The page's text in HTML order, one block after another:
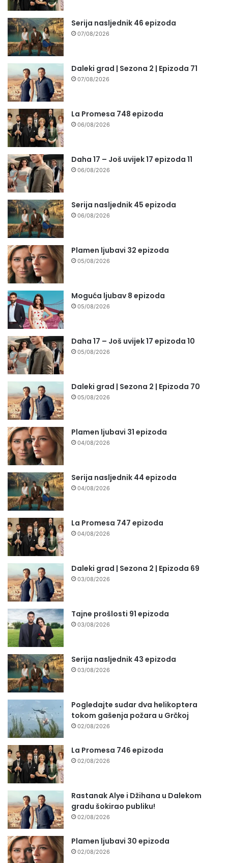
Serija nasljednik 46 epizoda
07/08/2026
Daleki grad | Sezona 2 | Epizoda 71
07/08/2026
La Promesa 748 epizoda
06/08/2026
Daha 17 – Još uvijek 17 epizoda 11
06/08/2026
Serija nasljednik 45 epizoda
06/08/2026
Plamen ljubavi 32 epizoda
05/08/2026
Moguća ljubav 8 epizoda
05/08/2026
Daha 17 – Još uvijek 17 epizoda 10
05/08/2026
Daleki grad | Sezona 2 | Epizoda 70
05/08/2026
Plamen ljubavi 31 epizoda
04/08/2026
Serija nasljednik 44 epizoda
04/08/2026
La Promesa 747 epizoda
04/08/2026
Daleki grad | Sezona 2 | Epizoda 69
03/08/2026
Tajne prošlosti 91 epizoda
03/08/2026
Serija nasljednik 43 epizoda
03/08/2026
Pogledajte sudar dva helikoptera
tokom gašenja požara u Grčkoj
02/08/2026
La Promesa 746 epizoda
02/08/2026
Rastanak Alye i Džihana u Dalekom
gradu šokirao publiku!
02/08/2026
Plamen ljubavi 30 epizoda
02/08/2026